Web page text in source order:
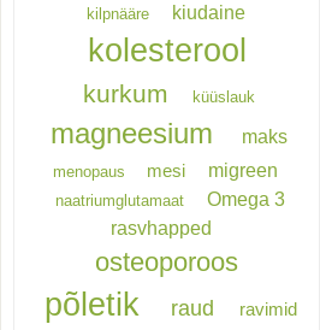
kilpnääre kiudaine
kolesterool
kurkum küüslauk
magneesium maks
menopaus mesi migreen
naatriumglutamaat
Omega 3
rasvhapped
osteoporoos
põletik raud ravimid